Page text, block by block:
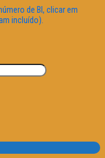
de BI, clicar em
incluído).